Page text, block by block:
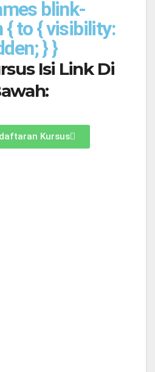
blink-
{ to { visibility:
} }
Isi Link Di
Kursus